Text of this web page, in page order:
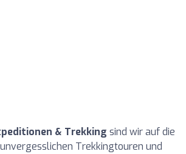
& Trekking sind wir auf die
Trekkingtouren und